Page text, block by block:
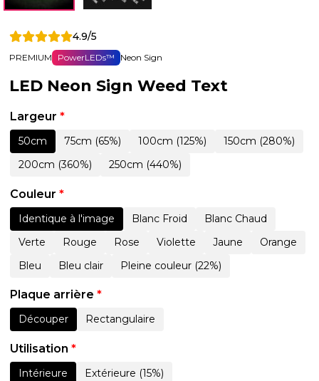
4.9/5
PREMIUM PowerLEDs™ Neon Sign
LED Neon Sign Weed Text
Largeur *
50cm 75cm (65%) 100cm (125%)
150cm (280%)
200cm (360%)
250cm (440%)
Couleur *
Identique à l'image Blanc Froid
Blanc Chaud
Verte
Rouge Rose Violette Jaune
Orange
Bleu
Bleu clair Pleine couleur (22%)
Plaque arrière *
Découper Rectangulaire
Utilisation *
Intérieure Extérieure (15%)